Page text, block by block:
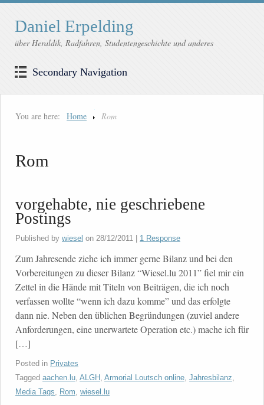
Daniel Erpelding
über Heraldik, Radfahren, Studentengeschichte und anderes
Secondary Navigation
You are here: Home Rom
Rom
vorgehabte, nie geschriebene
Postings
Published by wiesel on 28/12/2011 1 Response
Zum Jahresende ziehe ich immer gerne Bilanz und bei den
Vorbereitungen zu dieser Bilanz “Wiesel.lu 2011” fiel mir ein
Zettel in die Hände mit Titeln von Beiträgen, die ich noch
verfassen wollte “wenn ich dazu komme” und das erfolgte
dann nie. Neben den üblichen Begründungen (zuviel andere
Anforderungen, eine unerwartete Operation etc.) mache ich für
[…]
Posted in Privates
Tagged aachen.lu, ALGH , Armorial Loutsch online, Jahresbilanz,
Media Tags, Rom, wiesel.lu